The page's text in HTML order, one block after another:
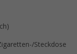
Steckdose